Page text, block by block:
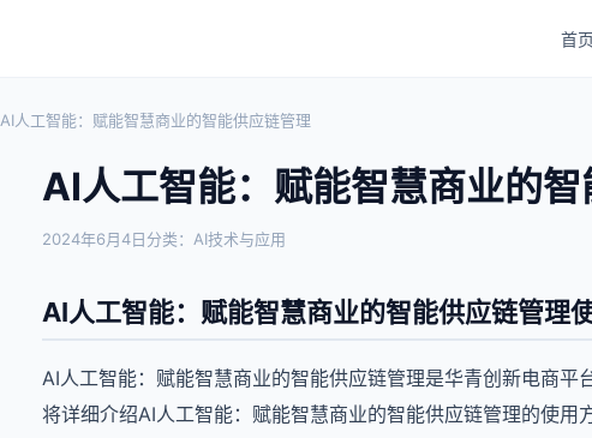
首页
AI人工智能：赋能智慧商业的智能供应链管理
AI人工智能：赋能智慧商业的
2024年6月4日分类：AI技术与应用
AI人工智能：赋能智慧商业的智能供应链管理
AI人工智能：赋能智慧商业的智能供应链管理是华青创新电商
将详细介绍AI人工智能：赋能智慧商业的智能供应链管理的使用